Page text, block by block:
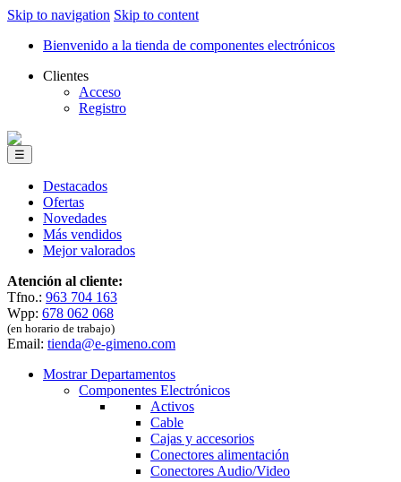
Skip to navigation Skip to content
Bienvenido a la tienda de componentes electrónicos
Clientes
Acceso
Registro
☰
Destacados
Ofertas
Novedades
Más vendidos
Mejor valorados
Atención al cliente:
Tfno.: 963 704 163
Wpp: 678 062 068
(en horario de trabajo)
Email: tienda@e-gimeno.com
Mostrar Departamentos
Componentes Electrónicos
Activos
Cable
Cajas y accesorios
Conectores alimentación
Conectores Audio/Video